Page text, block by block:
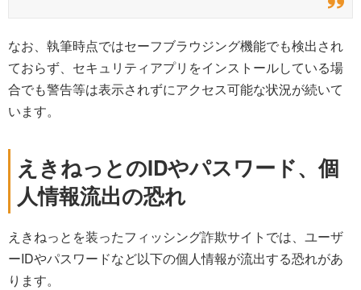
なお、執筆時点ではセーフブラウジング機能でも検出され
ておらず、セキュリティアプリをインストールしている場
合でも警告等は表示されずにアクセス可能な状況が続いて
います。
えきねっとのIDやパスワード、個
人情報流出の恐れ
えきねっとを装ったフィッシング詐欺サイトでは、ユーザ
ーIDやパスワードなど以下の個人情報が流出する恐れがあ
ります。